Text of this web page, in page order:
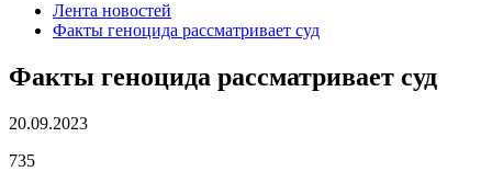
Лента новостей
Факты геноцида рассматривает суд
Факты геноцида рассматривает суд
20.09.2023
735